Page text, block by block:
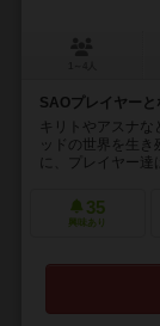
SAOプレイヤー
キリトやアスナ
ッドの世界を生
に、プレイヤー達
35
興味あり